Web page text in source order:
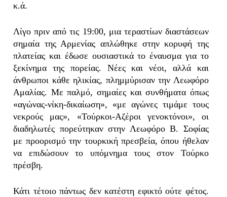
κ.ά.
Λίγο πριν από τις 19:00, μια τεραστίων διαστάσεων
σημαία της Αρμενίας απλώθηκε στην κορυφή της
πλατείας και έδωσε ουσιαστικά το έναυσμα για το
ξεκίνημα της πορείας. Νέες και νέοι, αλλά και
άνθρωποι κάθε ηλικίας, πλημμύρισαν την Λεωφόρο
Αμαλίας. Με παλμό, σημαίες και συνθήματα όπως
«αγώνας-νίκη-δικαίωση», «με αγώνες τιμάμε τους
νεκρούς μας», «Τούρκοι-Αζέροι γενοκτόνοι», οι
διαδηλωτές πορεύτηκαν στην Λεωφόρο Β. Σοφίας
με προορισμό την τουρκική πρεσβεία, όπου ήθελαν
να επιδώσουν το υπόμνημα τους στον Τούρκο
πρέσβη.
Κάτι τέτοιο πάντως δεν κατέστη εφικτό ούτε φέτος.